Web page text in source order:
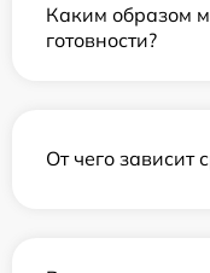
Каким образом
готовности?
От чего зависит